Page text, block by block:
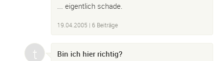
... eigentlich schade.
19.04.2005 | 6 Beiträge
Bin ich hier richtig?